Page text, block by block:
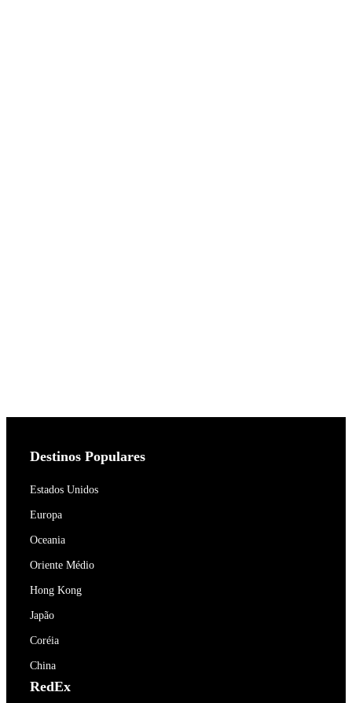
Destinos Populares
Estados Unidos
Europa
Oceania
Oriente Médio
Hong Kong
Japão
Coréia
China
RedEx